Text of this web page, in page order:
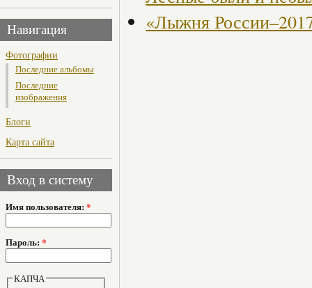
Навигация
Фотографии
Последние альбомы
Последние
изображения
Блоги
Карта сайта
Вход в систему
Имя пользователя: *
Пароль: *
КАПЧА
«Лыжня